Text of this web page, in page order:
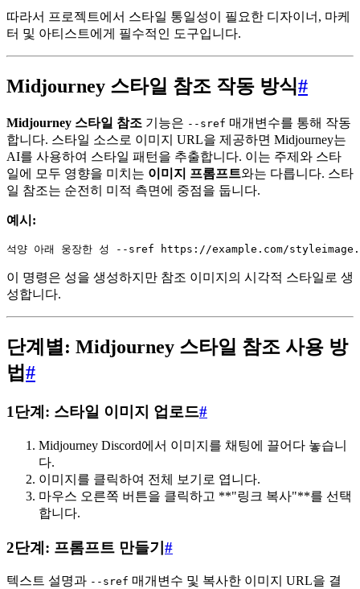
따라서 프로젝트에서 스타일 통일성이 필요한 디자이너, 마케
터 및 아티스트에게 필수적인 도구입니다.
Midjourney 스타일 참조 작동 방식#
Midjourney 스타일 참조 기능은 --sref 매개변수를 통해 작동
합니다. 스타일 소스로 이미지 URL을 제공하면 Midjourney는
AI를 사용하여 스타일 패턴을 추출합니다. 이는 주제와 스타
일에 모두 영향을 미치는 이미지 프롬프트와는 다릅니다. 스타
일 참조는 순전히 미적 측면에 중점을 둡니다.
예시:
이 명령은 성을 생성하지만 참조 이미지의 시각적 스타일로 생
성합니다.
단계별: Midjourney 스타일 참조 사용 방
법#
1단계: 스타일 이미지 업로드#
Midjourney Discord에서 이미지를 채팅에 끌어다 놓습니
다.
이미지를 클릭하여 전체 보기로 엽니다.
마우스 오른쪽 버튼을 클릭하고 **"링크 복사"**를 선택
합니다.
2단계: 프롬프트 만들기 #
텍스트 설명과 --sref 매개변수 및 복사한 이미지 URL을 결